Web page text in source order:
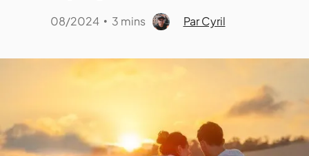
08/2024 • 3 mins Par Cyril